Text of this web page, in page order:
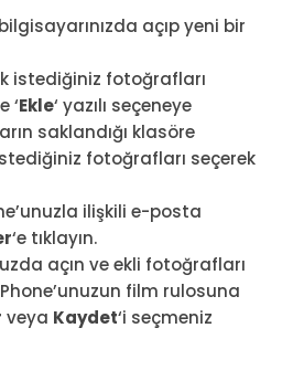
açıp yeni bir
istediğiniz fotoğrafları
‘Ekle‘ yazılı seçeneye
saklandığı klasöre
fotoğrafları seçerek
ilişkili e-posta
‘e tıklayın.
açın ve ekli fotoğrafları
film rulosuna
veya Kaydet‘i seçmeniz